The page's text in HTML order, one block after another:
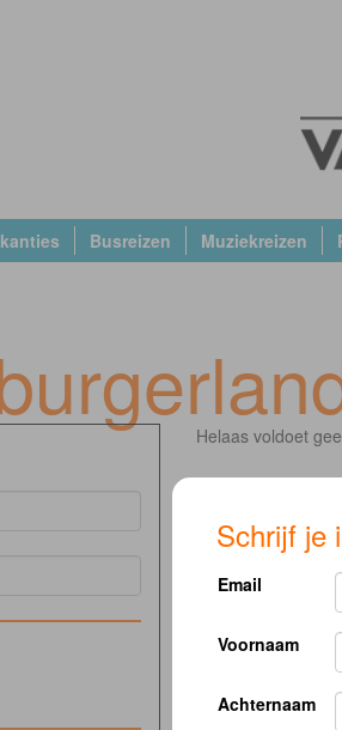
Schrijf je
Email
Voornaam
Achternaam
Busreizen Muziekreizen
Helaas voldoet